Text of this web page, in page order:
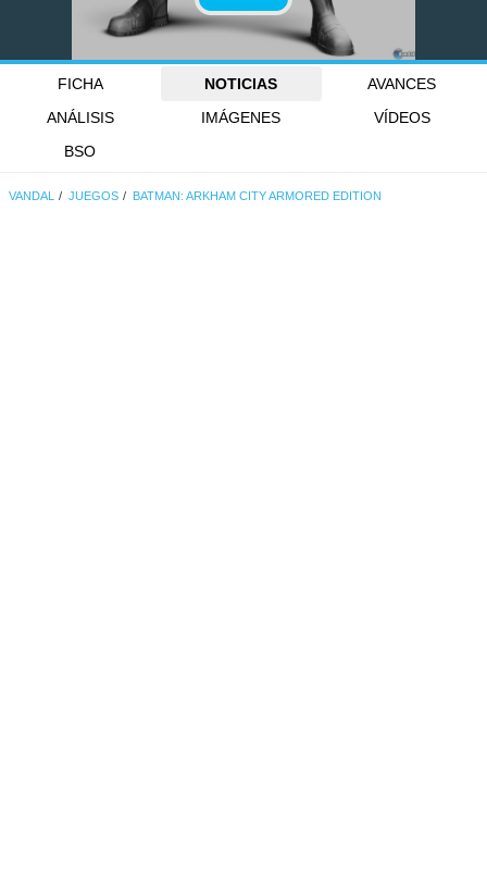
FICHA NOTICIAS
AVANCES
ANÁLISIS
IMÁGENES
VÍDEOS
BSO
VANDAL JUEGOS BATMAN: ARKHAM CITY ARMORED EDITION